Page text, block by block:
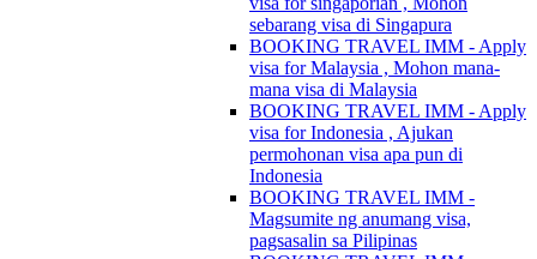
sebarang visa di Singapura
BOOKING TRAVEL IMM - Apply
visa for Malaysia , Mohon mana-
mana visa di Malaysia
BOOKING TRAVEL IMM - Apply
visa for Indonesia , Ajukan
permohonan visa apa pun di
Indonesia
BOOKING TRAVEL IMM -
Magsumite ng anumang visa,
pagsasalin sa Pilipinas